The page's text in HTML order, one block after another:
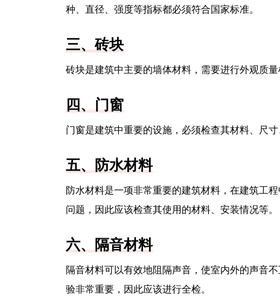
种、直径、强度等指标都必须符合国家标准。
三、砖块
砖块是建筑中主要的墙体材料，需要进行外观质量
四、门窗
门窗是建筑中重要的设施，必须检查其材料、尺寸
五、防水材料
防水材料是一项非常重要的建筑材料，在建筑工
问题，因此应该检查其使用的材料、安装情况等。
六、隔音材料
隔音材料可以有效地阻隔声音，使室内外的声音
验非常重要，因此应该进行全检。